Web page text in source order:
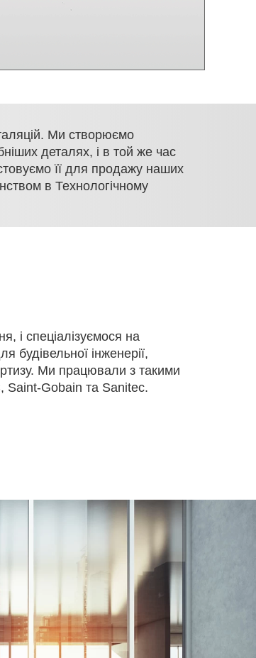
Ми створюємо
деталях, і в той же час
її для продажу наших
в Технологічному
і спеціалізуємося на
будівельної інженерії,
Ми працювали з такими
Saint-Gobain та Sanitec.